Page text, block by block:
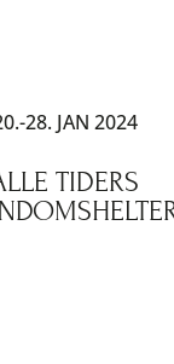
28. JAN 2024
TIDERS